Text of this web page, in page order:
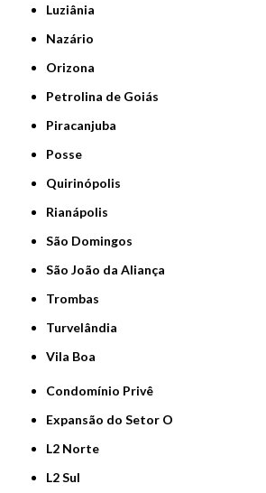
Luziânia
Nazário
Orizona
Petrolina de Goiás
Piracanjuba
Posse
Quirinópolis
Rianápolis
São Domingos
São João da Aliança
Trombas
Turvelândia
Vila Boa
Condomínio Privê
Expansão do Setor O
L2 Norte
L2 Sul